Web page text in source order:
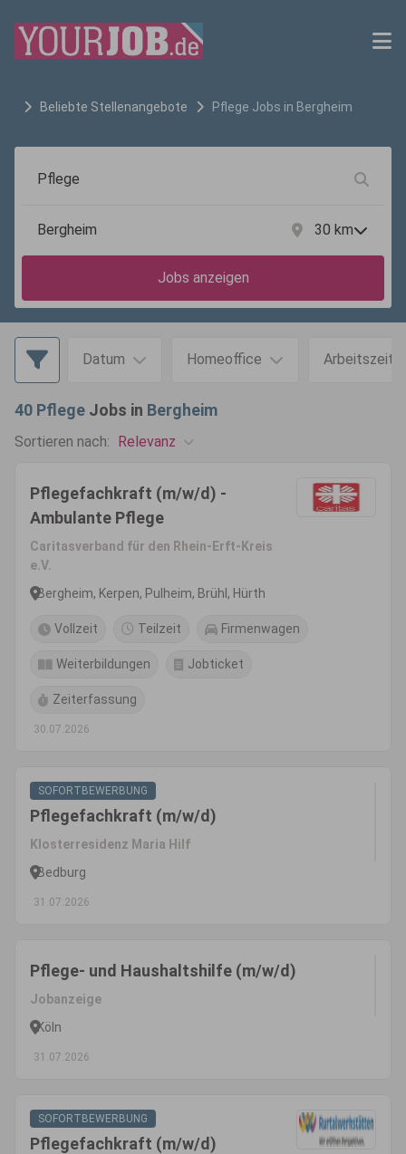
Beliebte Stellenangebote Pflege Jobs in Bergheim
30 km
Jobs anzeigen
Datum Homeoffice Arbeitszeit
40 Pflege Jobs in Bergheim
Sortieren nach: Relevanz
Pflegefachkraft (m/w/d) -
Ambulante Pflege
Caritasverband für den Rhein-Erft-Kreis
e.V.
Bergheim, Kerpen, Pulheim, Brühl, Hürth
Vollzeit Teilzeit Firmenwagen
Weiterbildungen Jobticket
Zeiterfassung
30.07.2026
SOFORTBEWERBUNG
Pflegefachkraft (m/w/d)
Klosterresidenz Maria Hilf
Bedburg
31.07.2026
Pflege- und Haushaltshilfe (m/w/d)
Jobanzeige
Köln
31.07.2026
SOFORTBEWERBUNG
Pflegefachkraft (m/w/d)